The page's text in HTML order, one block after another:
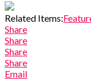
Related Items:
Share
Share
Share
Share
Email